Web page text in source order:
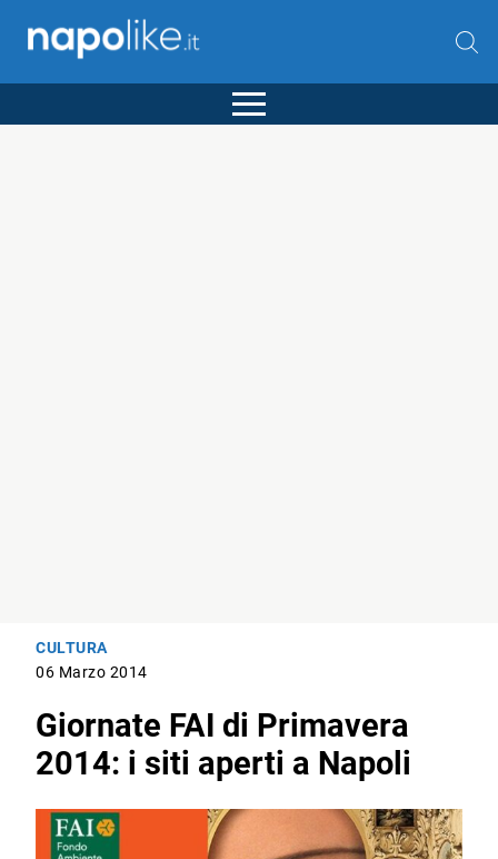
CULTURA
06 Marzo 2014
Giornate FAI di Primavera
2014: i siti aperti a Napoli